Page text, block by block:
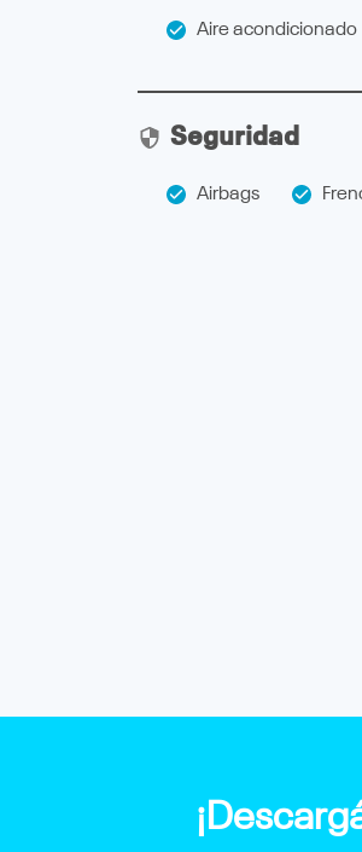
Aire acondicionado
Seguridad
Airbags